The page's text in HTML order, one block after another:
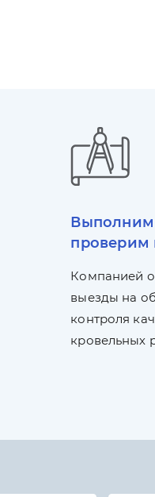
проверим
Компанией
выезды на
контроля
кровельных